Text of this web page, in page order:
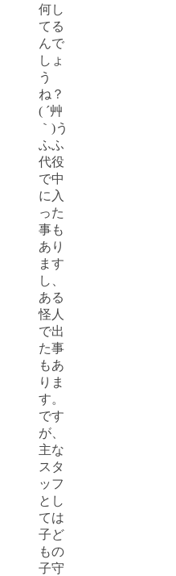
何し
てる
んで
しょ
う
ね？
( ´艸
｀)う
ふふ
代役
で中
に入
った
事も
あり
ます
し、
ある
怪人
で出
た事
もあ
りま
す。
です
が、
主な
スタ
ッフ
とし
ては
子ど
もの
子守